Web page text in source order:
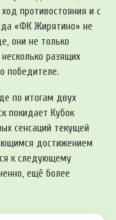
противостояния и с
«ФК Жирятино» не
они не только
разя­щих
победителе.
по итогам двух
покидает Кубок
сенсаций текущей
достижением
к следующему
ещё более